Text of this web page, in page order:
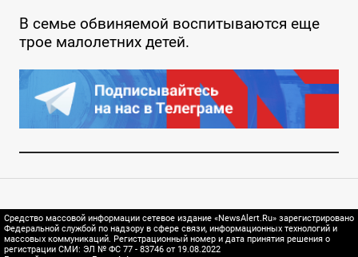
В семье обвиняемой воспитываются еще
трое малолетних детей.
Средство массовой информации сетевое издание «NewsAlert.Ru» зарегистрировано
Федеральной службой по надзору в сфере связи, информационных технологий и
массовых коммуникаций. Регистрационный номер и дата принятия решения о
регистрации СМИ: ЭЛ № ФС 77 - 83746 от 19.08.2022